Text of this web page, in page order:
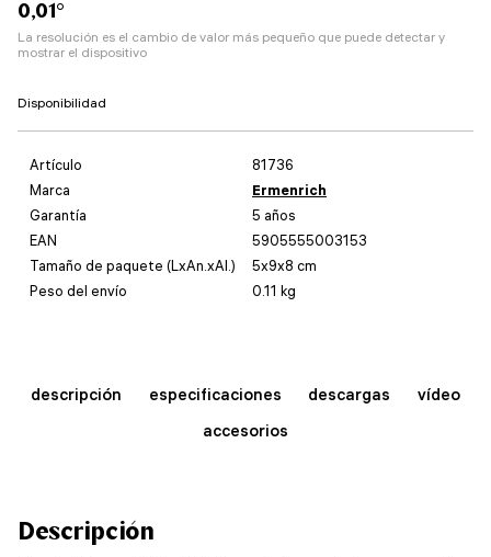
0,01°
La resolución es el cambio de valor más pequeño que puede detectar y
mostrar el dispositivo
Disponibilidad
Artículo
81736
Marca
Ermenrich
Garantía
5 años
EAN
5905555003153
Tamaño de paquete (LxAn.xAl.)
5x9x8 cm
Peso del envío
0.11 kg
descripción especificaciones descargas
vídeo
accesorios
Descripción